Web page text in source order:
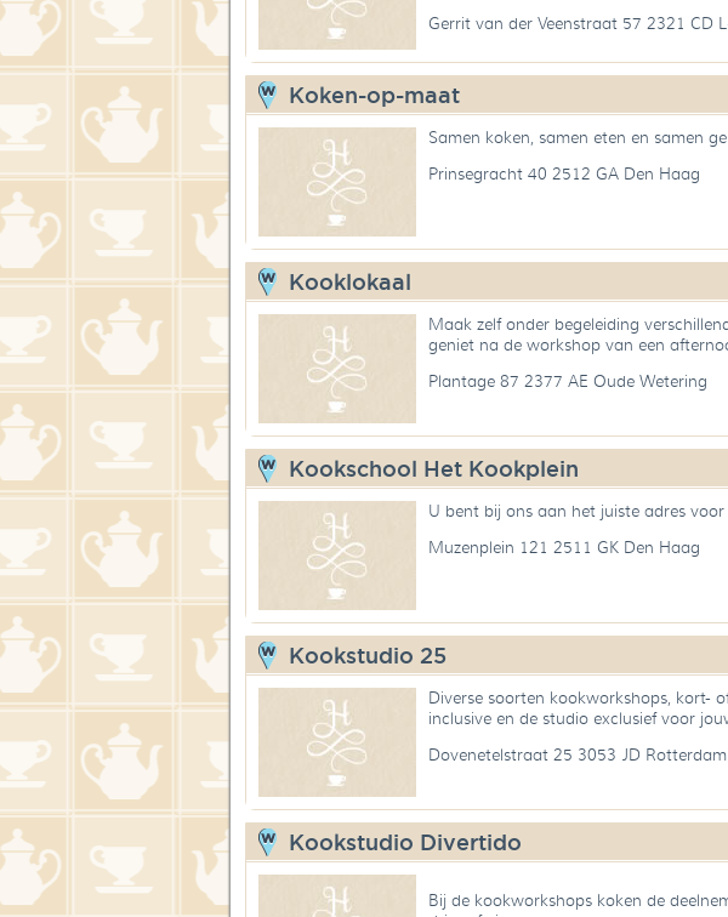
Gerrit van der Veenstraat 57 2321 CD
Koken-op-maat
Samen koken, samen eten en samen
Prinsegracht 40 2512 GA Den Haag
Kooklokaal
Maak zelf onder begeleiding
geniet na de workshop van een
Plantage 87 2377 AE Oude Wetering
Kookschool Het Kookplein
U bent bij ons aan het juiste adres
Muzenplein 121 2511 GK Den Haag
Kookstudio 25
Diverse soorten kookworkshops, kort-
inclusive en de studio exclusief voor
Dovenetelstraat 25 3053 JD Rotterdam
Kookstudio Divertido
Bij de kookworkshops koken de